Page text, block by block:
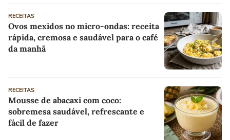
RECEITAS
Ovos mexidos no micro-ondas: receita
rápida, cremosa e saudável para o café
da manhã
RECEITAS
Mousse de abacaxi com coco:
sobremesa saudável, refrescante e
fácil de fazer